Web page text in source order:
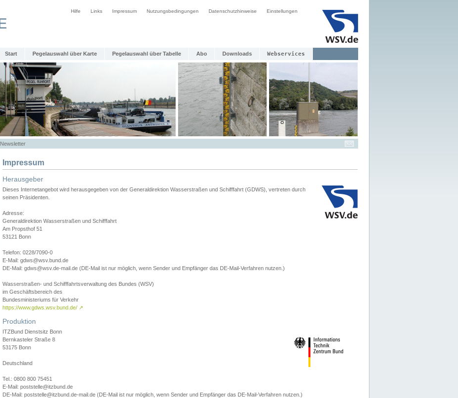
Hilfe Links Impressum Nutzungsbedingungen Datenschutzhinweise Einstellungen
Start Pegelauswahl über Karte Pegelauswahl über Tabelle Abo Downloads Webservices
Newsletter
Impressum
Herausgeber
Dieses Internetangebot wird herausgegeben von der Generaldirektion Wasserstraßen und Schifffahrt (GDWS), vertreten durch
seinen Präsidenten.
Adresse:
Generaldirektion Wasserstraßen und Schifffahrt
Am Propsthof 51
53121 Bonn
Telefon: 0228/7090-0
E-Mail: gdws@wsv.bund.de
DE-Mail: gdws@wsv.de-mail.de (DE-Mail ist nur möglich, wenn Sender und Empfänger das DE-Mail-Verfahren nutzen.)
Wasserstraßen- und Schifffahrtsverwaltung des Bundes (WSV)
im Geschäftsbereich des
Bundesministeriums für Verkehr
https://www.gdws.wsv.bund.de/ ↗
Produktion
ITZBund Dienstsitz Bonn
Bernkasteler Straße 8
53175 Bonn
Deutschland
Tel.: 0800 800 75451
E-Mail: poststelle@itzbund.de
DE-Mail: poststelle@itzbund.de-mail.de (DE-Mail ist nur möglich, wenn Sender und Empfänger das DE-Mail-Verfahren nutzen.)